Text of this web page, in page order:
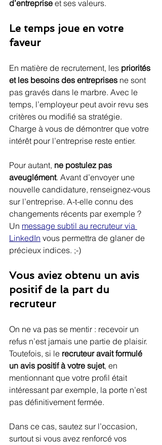
d’entreprise et ses valeurs.
Le temps joue en votre
faveur
En matière de recrutement, les priorités
et les besoins des entreprises ne sont
pas gravés dans le marbre. Avec le
temps, l’employeur peut avoir revu ses
critères ou modifié sa stratégie.
Charge à vous de démontrer que votre
intérêt pour l’entreprise reste entier.
Pour autant, ne postulez pas
aveuglément. Avant d’envoyer une
nouvelle candidature, renseignez-vous
sur l’entreprise. A-t-elle connu des
changements récents par exemple ?
Un message subtil au recruteur via
LinkedIn vous permettra de glaner de
précieux indices. ;-)
Vous aviez obtenu un avis
positif de la part du
recruteur
On ne va pas se mentir : recevoir un
refus n’est jamais une partie de plaisir.
Toutefois, si le recruteur avait formulé
un avis positif à votre sujet, en
mentionnant que votre profil était
intéressant par exemple, la porte n’est
pas définitivement fermée.
Dans ce cas, sautez sur l’occasion,
surtout si vous avez renforcé vos